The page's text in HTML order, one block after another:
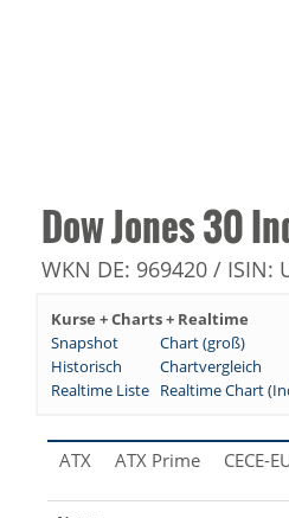
Dow Jones 30
WKN DE: 969420 / ISIN:
Kurse + Charts + Realtime
Snapshot
Chart (groß)
Historisch
Chartvergleich
Realtime Liste Realtime Chart
ATX ATX Prime CECE-